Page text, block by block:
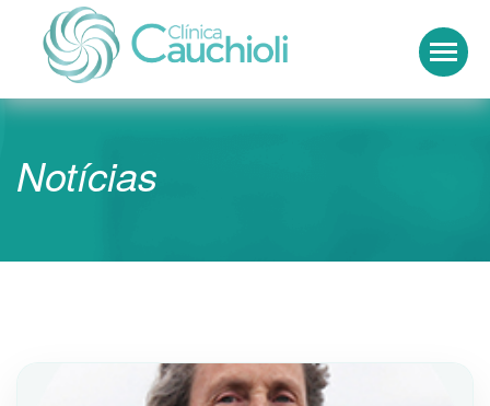
Clínica Cauchioli
Notícias